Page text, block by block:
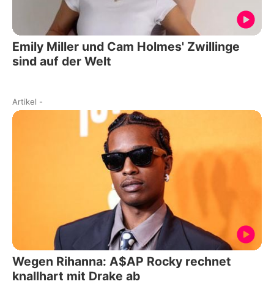
Emily Miller und Cam Holmes' Zwillinge
sind auf der Welt
Artikel -
Wegen Rihanna: A$AP Rocky rechnet
knallhart mit Drake ab